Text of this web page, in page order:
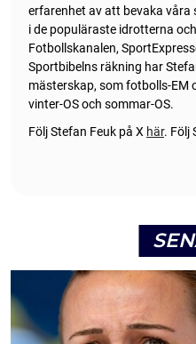
erfarenhet av att bevaka
i de populäraste idrotterna
Fotbollskanalen,
Sportbibelns räkning har
mästerskap, som fotbolls-EM
vinter-OS och sommar-OS.
Följ Stefan Feuk på X här. Följ